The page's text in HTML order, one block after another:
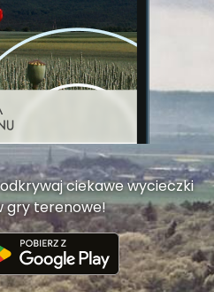
ciekawe wycieczki
gry terenowe!